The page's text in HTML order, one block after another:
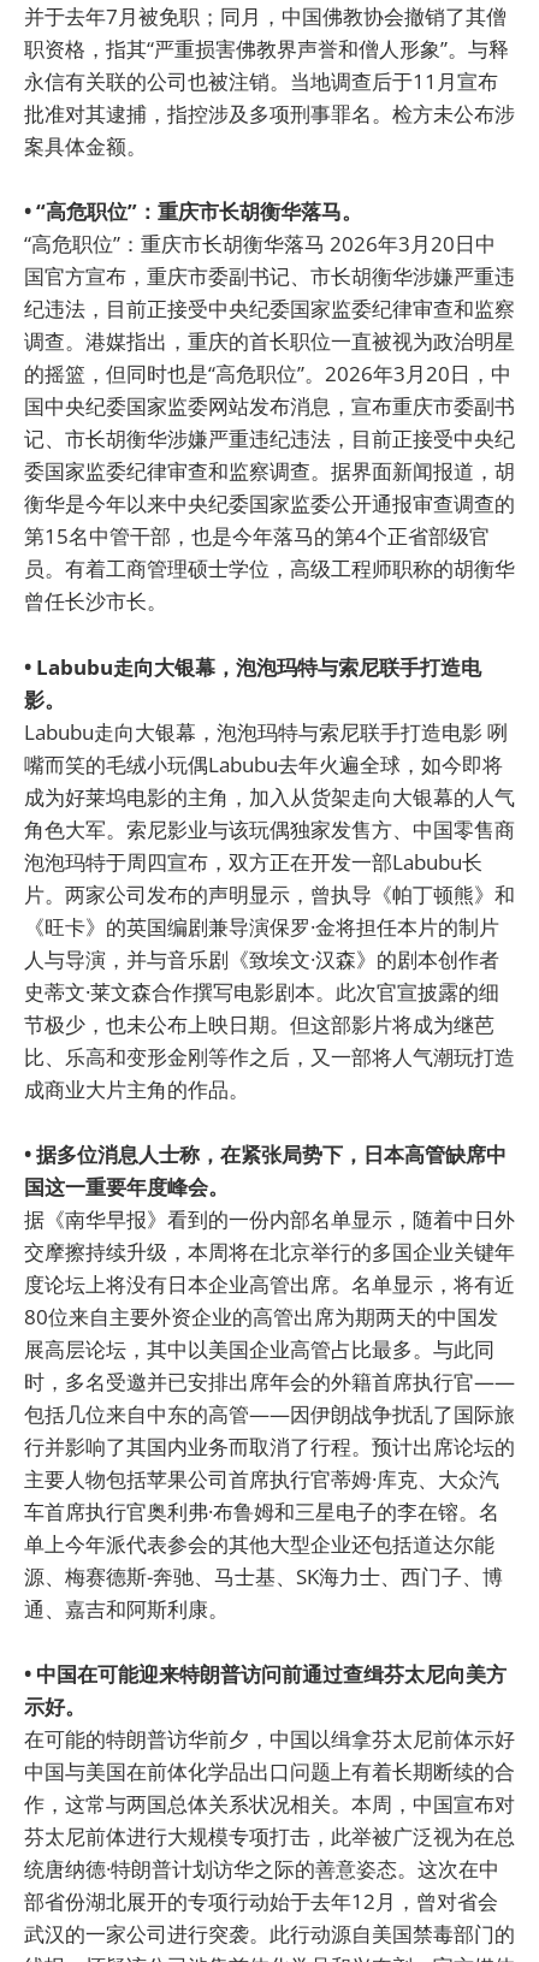
并于去年7月被免职；同月，中国佛教协会撤销了其僧
职资格，指其“严重损害佛教界声誉和僧人形象”。与释
永信有关联的公司也被注销。当地调查后于11月宣布
批准对其逮捕，指控涉及多项刑事罪名。检方未公布涉
案具体金额。
• “高危职位”：重庆市长胡衡华落马。
“高危职位”：重庆市长胡衡华落马 2026年3月20日中
国官方宣布，重庆市委副书记、市长胡衡华涉嫌严重违
纪违法，目前正接受中央纪委国家监委纪律审查和监察
调查。港媒指出，重庆的首长职位一直被视为政治明星
的摇篮，但同时也是“高危职位”。2026年3月20日，中
国中央纪委国家监委网站发布消息，宣布重庆市委副书
记、市长胡衡华涉嫌严重违纪违法，目前正接受中央纪
委国家监委纪律审查和监察调查。据界面新闻报道，胡
衡华是今年以来中央纪委国家监委公开通报审查调查的
第15名中管干部，也是今年落马的第4个正省部级官
员。有着工商管理硕士学位，高级工程师职称的胡衡华
曾任长沙市长。
• Labubu走向大银幕，泡泡玛特与索尼联手打造电
影。
Labubu走向大银幕，泡泡玛特与索尼联手打造电影 咧
嘴而笑的毛绒小玩偶Labubu去年火遍全球，如今即将
成为好莱坞电影的主角，加入从货架走向大银幕的人气
角色大军。索尼影业与该玩偶独家发售方、中国零售商
泡泡玛特于周四宣布，双方正在开发一部Labubu长
片。两家公司发布的声明显示，曾执导《帕丁顿熊》和
《旺卡》的英国编剧兼导演保罗·金将担任本片的制片
人与导演，并与音乐剧《致埃文·汉森》的剧本创作者
史蒂文·莱文森合作撰写电影剧本。此次官宣披露的细
节极少，也未公布上映日期。但这部影片将成为继芭
比、乐高和变形金刚等作之后，又一部将人气潮玩打造
成商业大片主角的作品。
• 据多位消息人士称，在紧张局势下，日本高管缺席中
国这一重要年度峰会。
据《南华早报》看到的一份内部名单显示，随着中日外
交摩擦持续升级，本周将在北京举行的多国企业关键年
度论坛上将没有日本企业高管出席。名单显示，将有近
80位来自主要外资企业的高管出席为期两天的中国发
展高层论坛，其中以美国企业高管占比最多。与此同
时，多名受邀并已安排出席年会的外籍首席执行官——
包括几位来自中东的高管——因伊朗战争扰乱了国际旅
行并影响了其国内业务而取消了行程。预计出席论坛的
主要人物包括苹果公司首席执行官蒂姆·库克、大众汽
车首席执行官奥利弗·布鲁姆和三星电子的李在镕。名
单上今年派代表参会的其他大型企业还包括道达尔能
源、梅赛德斯-奔驰、马士基、SK海力士、西门子、博
通、嘉吉和阿斯利康。
• 中国在可能迎来特朗普访问前通过查缉芬太尼向美方
示好。
在可能的特朗普访华前夕，中国以缉拿芬太尼前体示好
中国与美国在前体化学品出口问题上有着长期断续的合
作，这常与两国总体关系状况相关。本周，中国宣布对
芬太尼前体进行大规模专项打击，此举被广泛视为在总
统唐纳德·特朗普计划访华之际的善意姿态。这次在中
部省份湖北展开的专项行动始于去年12月，曾对省会
武汉的一家公司进行突袭。此行动源自美国禁毒部门的